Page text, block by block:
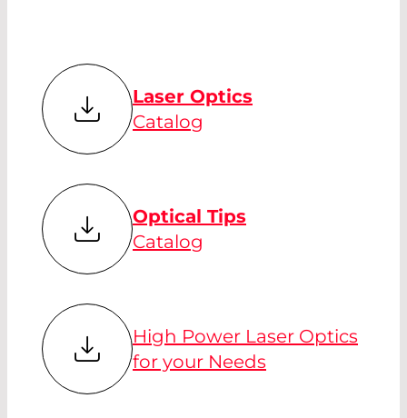
Laser Optics
Catalog
Optical Tips
Catalog
High Power Laser Optics
for your Needs